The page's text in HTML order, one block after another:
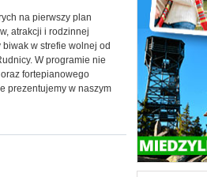
na pierwszy plan
atrakcji i rodzinnej
w strefie wolnej od
W programie nie
fortepianowego
prezentujemy w naszym